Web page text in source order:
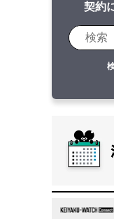
契約